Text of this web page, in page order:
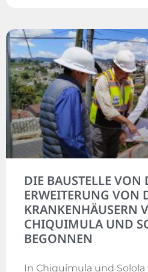
DIE BAUSTELLE VON
ERWEITERUNG VON
KRANKENHÄUSERN
CHIQUIMULA UND
BEGONNEN
In Chiquimula und